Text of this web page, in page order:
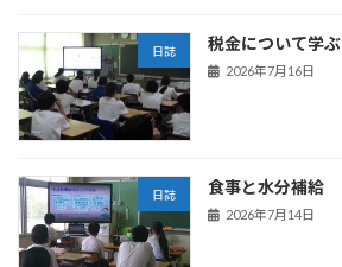
日誌 税金について学ぶ
2026年7月16日
日誌 食事と水分補給
2026年7月14日